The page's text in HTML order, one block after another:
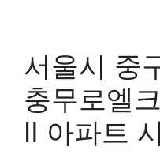
서울시 중
충무로엘
Ⅱ 아파트